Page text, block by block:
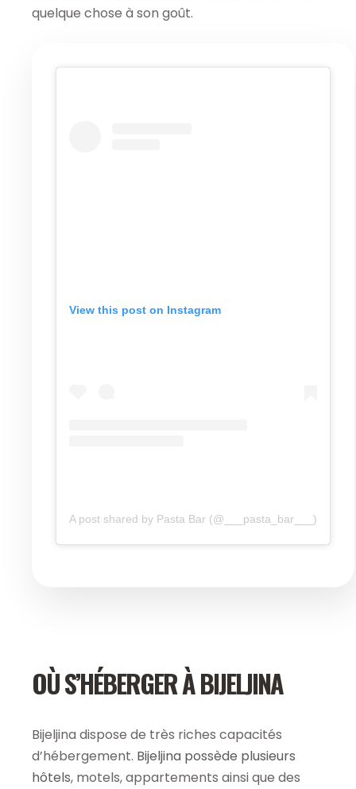
quelque chose à son goût.
View this post on Instagram
A post shared by Pasta Bar (@___pasta_bar___)
OÙ S’HÉBERGER À BIJELJINA
Bijeljina dispose de très riches capacités
d’hébergement. Bijeljina possède plusieurs
hôtels, motels, appartements ainsi que des